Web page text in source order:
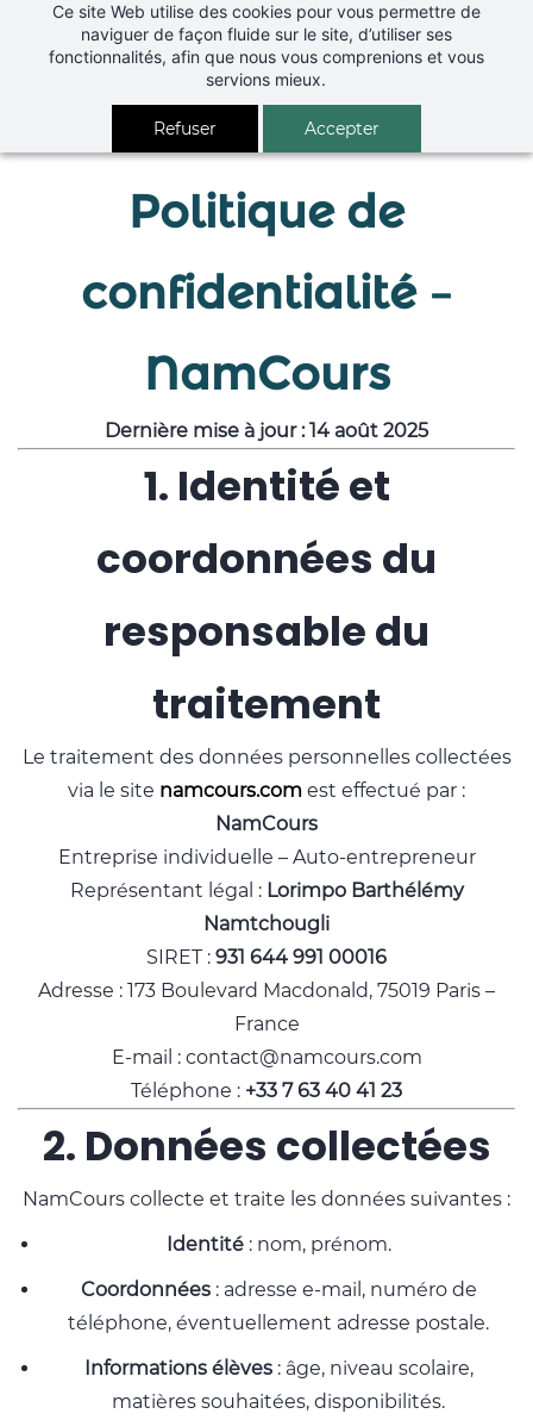
Ce site Web utilise des cookies pour vous permettre de
naviguer de façon fluide sur le site, d’utiliser ses
fonctionnalités, afin que nous vous comprenions et vous
servions mieux.
Refuser Accepter
Skip to
content
Politique de
confidentialité –
NamCours
Dernière mise à jour : 14 août 2025
1. Identité et
coordonnées du
responsable du
traitement
Le traitement des données personnelles collectées
via le site namcours.com est effectué par :
NamCours
Entreprise individuelle – Auto-entrepreneur
Représentant légal : Lorimpo Barthélémy
Namtchougli
SIRET : 931 644 991 00016
Adresse : 173 Boulevard Macdonald, 75019 Paris –
France
E-mail : contact@namcours.com
Téléphone : +33 7 63 40 41 23
2. Données collectées
NamCours collecte et traite les données suivantes :
Identité: nom, prénom.
Coordonnées: adresse e-mail, numéro de
téléphone, éventuellement adresse postale.
Informations élèves: âge, niveau scolaire,
matières souhaitées, disponibilités.